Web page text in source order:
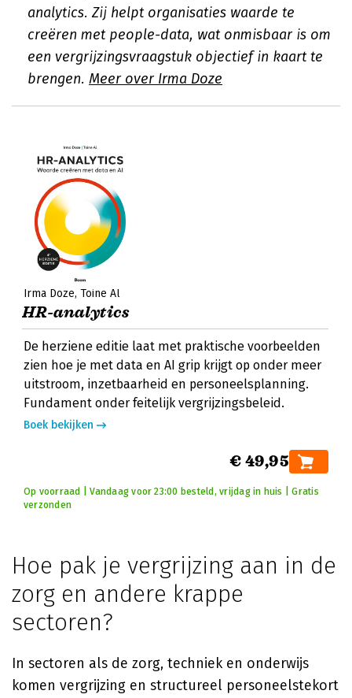
analytics. Zij helpt organisaties waarde te
creëren met people-data, wat onmisbaar is om
een vergrijzingsvraagstuk objectief in kaart te
brengen. Meer over Irma Doze
Irma Doze Toine Al
HR-analytics
De herziene editie laat met praktische voorbeelden
zien hoe je met data en AI grip krijgt op onder meer
uitstroom, inzetbaarheid en personeelsplanning.
Fundament onder feitelijk vergrijzingsbeleid.
Boek bekijken
€ 49,95
Op voorraad | Vandaag voor 23:00 besteld, vrijdag in huis | Gratis
verzonden
Hoe pak je vergrijzing aan in de
zorg en andere krappe
sectoren?
In sectoren als de zorg, techniek en onderwijs
komen vergrijzing en structureel personeelstekort